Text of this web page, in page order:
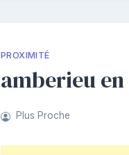
PROXIMITÉ
amberieu
Plus Proche